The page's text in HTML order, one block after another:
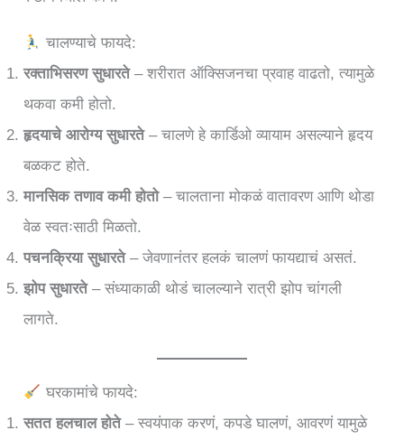
चालण्याचे फायदे:
रक्ताभिसरण सुधारते– शरीरात ऑक्सिजनचा प्रवाह वाढतो, त्यामुळे
थकवा कमी होतो.
हृदयाचे आरोग्य सुधारते– चालणे हे कार्डिओ व्यायाम असल्याने हृदय
बळकट होते.
मानसिक तणाव कमी होतो– चालताना मोकळं वातावरण आणि थोडा
वेळ स्वतःसाठी मिळतो.
पचनक्रिया सुधारते– जेवणानंतर हलकं चालणं फायद्याचं असतं.
झोप सुधारते– संध्याकाळी थोडं चालल्याने रात्री झोप चांगली
लागते.
घरकामांचे फायदे:
सतत हलचाल होते– स्वयंपाक करणं, कपडे घालणं, आवरणं यामुळे